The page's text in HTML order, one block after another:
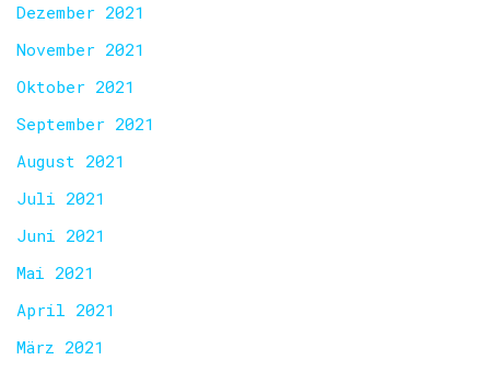
Dezember 2021
November 2021
Oktober 2021
September 2021
August 2021
Juli 2021
Juni 2021
Mai 2021
April 2021
März 2021